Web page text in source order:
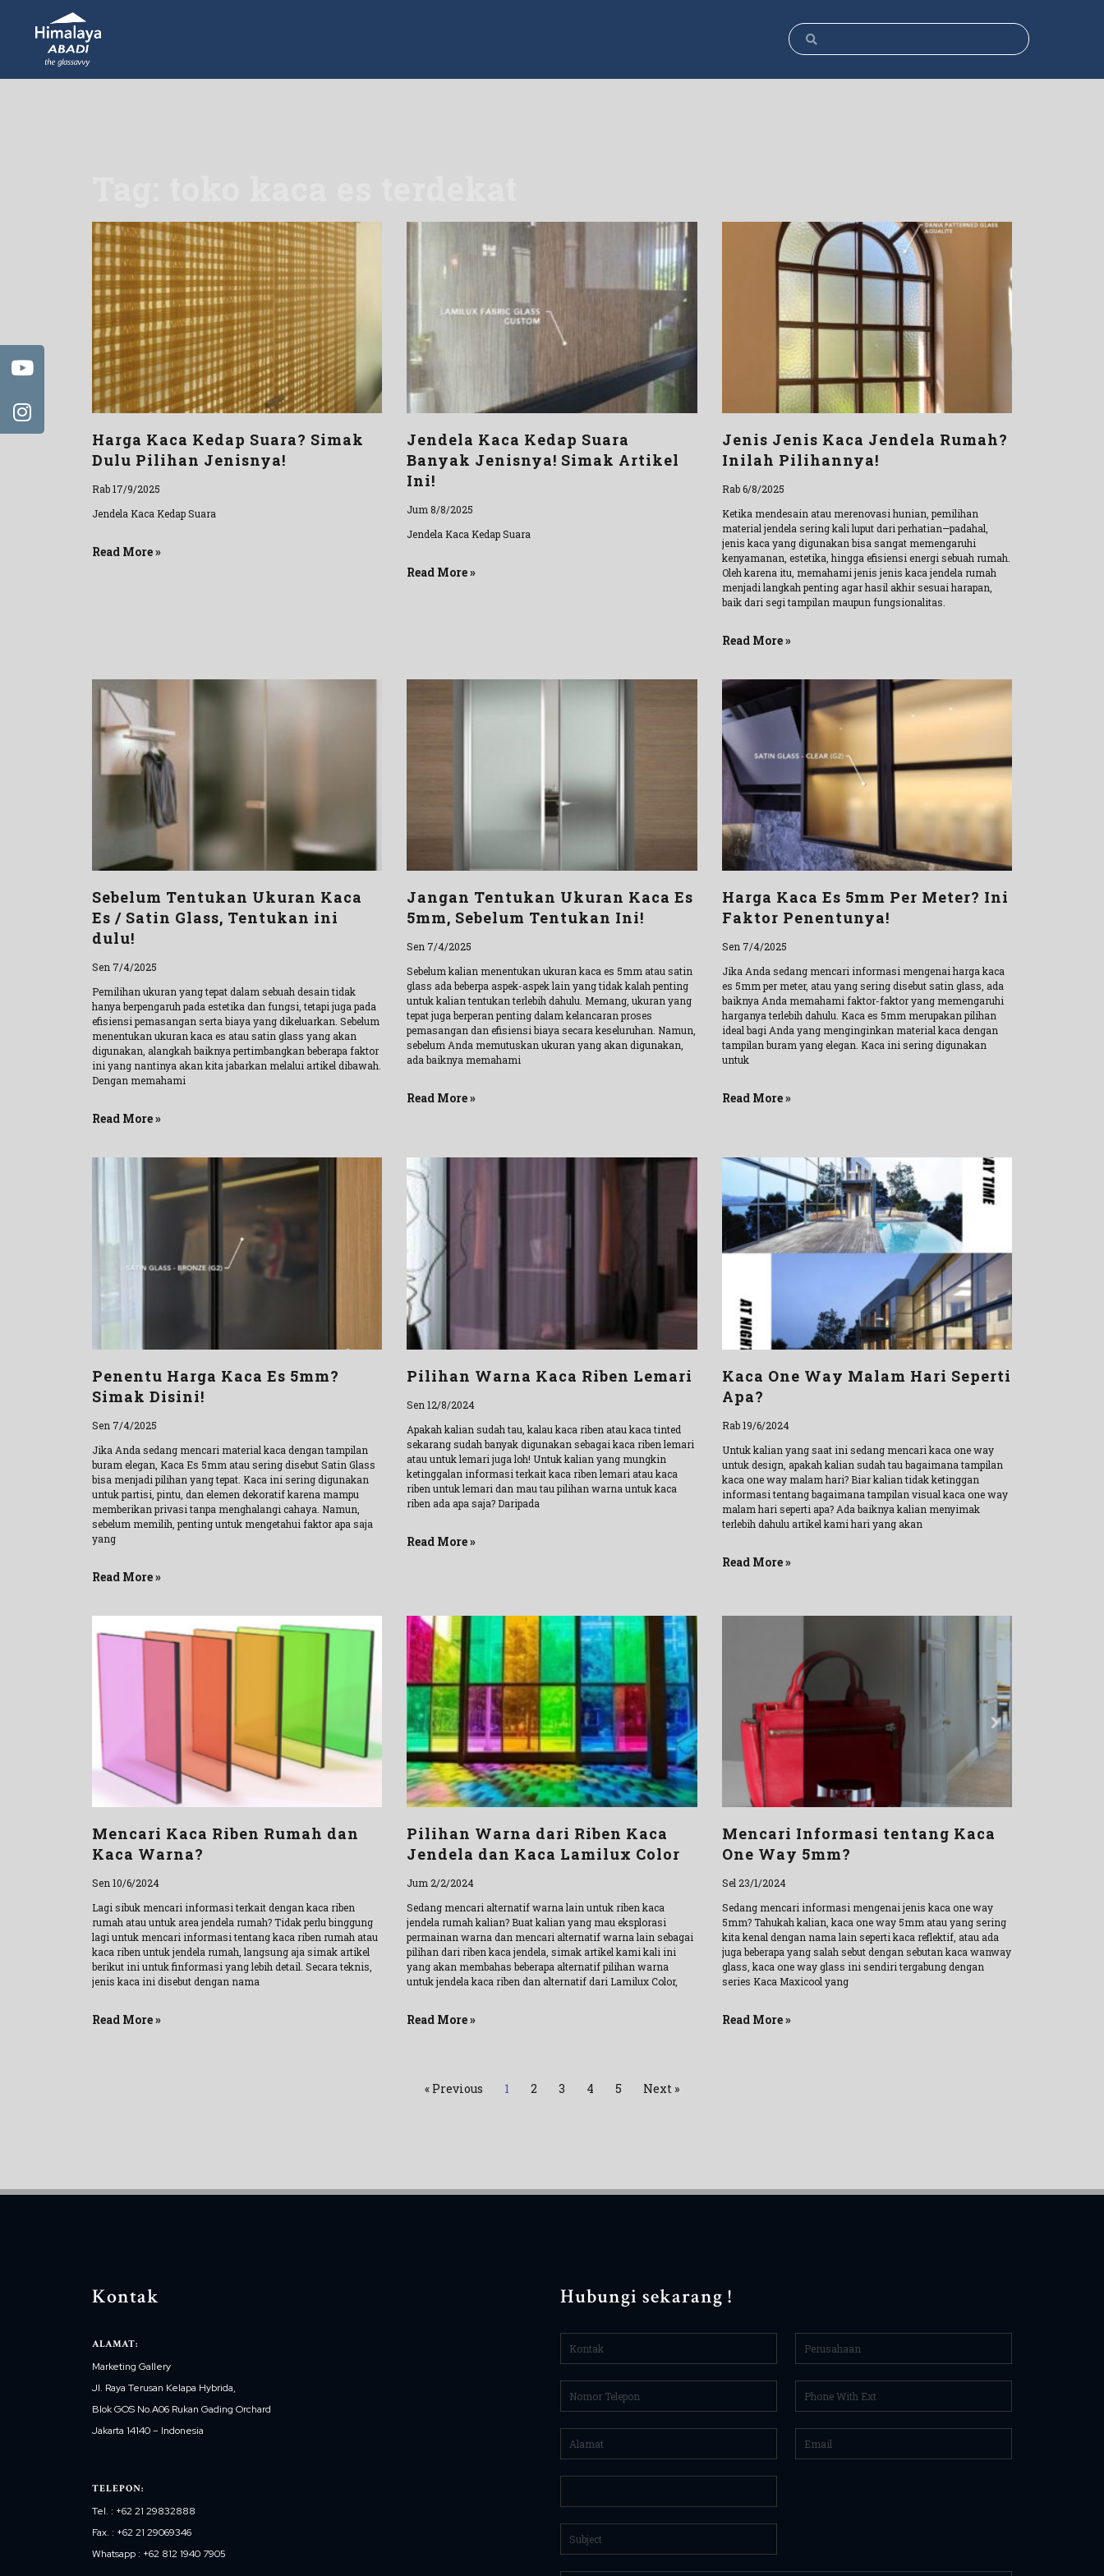
Harga Kaca Kedap Suara? Simak
Dulu Pilihan Jenisnya!
Rab 17/9/2025
Jendela Kaca Kedap Suara
Read More »
Jendela Kaca Kedap Suara
Banyak Jenisnya! Simak Artikel
Ini!
Jum 8/8/2025
Jendela Kaca Kedap Suara
Read More »
Jenis Jenis Kaca Jendela Rumah?
Inilah Pilihannya!
Rab 6/8/2025
Ketika mendesain atau merenovasi hunian, pemilihan
material jendela sering kali luput dari perhatian—padahal,
jenis kaca yang digunakan bisa sangat memengaruhi
kenyamanan, estetika, hingga efisiensi energi sebuah rumah.
Oleh karena itu, memahami jenis jenis kaca jendela rumah
menjadi langkah penting agar hasil akhir sesuai harapan,
baik dari segi tampilan maupun fungsionalitas.
Read More »
Sebelum Tentukan Ukuran Kaca
Es / Satin Glass, Tentukan ini
dulu!
Sen 7/4/2025
Pemilihan ukuran yang tepat dalam sebuah desain tidak
hanya berpengaruh pada estetika dan fungsi, tetapi juga pada
efisiensi pemasangan serta biaya yang dikeluarkan. Sebelum
menentukan ukuran kaca es atau satin glass yang akan
digunakan, alangkah baiknya pertimbangkan beberapa faktor
ini yang nantinya akan kita jabarkan melalui artikel dibawah.
Dengan memahami
Read More »
Jangan Tentukan Ukuran Kaca Es
5mm, Sebelum Tentukan Ini!
Sen 7/4/2025
Sebelum kalian menentukan ukuran kaca es 5mm atau satin
glass ada beberpa aspek-aspek lain yang tidak kalah penting
untuk kalian tentukan terlebih dahulu. Memang, ukuran yang
tepat juga berperan penting dalam kelancaran proses
pemasangan dan efisiensi biaya secara keseluruhan. Namun,
sebelum Anda memutuskan ukuran yang akan digunakan,
ada baiknya memahami
Read More »
Harga Kaca Es 5mm Per Meter? Ini
Faktor Penentunya!
Sen 7/4/2025
Jika Anda sedang mencari informasi mengenai harga kaca
es 5mm per meter, atau yang sering disebut satin glass, ada
baiknya Anda memahami faktor-faktor yang memengaruhi
harganya terlebih dahulu. Kaca es 5mm merupakan pilihan
ideal bagi Anda yang menginginkan material kaca dengan
tampilan buram yang elegan. Kaca ini sering digunakan
untuk
Read More »
Penentu Harga Kaca Es 5mm?
Simak Disini!
Sen 7/4/2025
Jika Anda sedang mencari material kaca dengan tampilan
buram elegan, Kaca Es 5mm atau sering disebut Satin Glass
bisa menjadi pilihan yang tepat. Kaca ini sering digunakan
untuk partisi, pintu, dan elemen dekoratif karena mampu
memberikan privasi tanpa menghalangi cahaya. Namun,
sebelum memilih, penting untuk mengetahui faktor apa saja
yang
Read More »
Pilihan Warna Kaca Riben Lemari
Sen 12/8/2024
Apakah kalian sudah tau, kalau kaca riben atau kaca tinted
sekarang sudah banyak digunakan sebagai kaca riben lemari
atau untuk lemari juga loh! Untuk kalian yang mungkin
ketinggalan informasi terkait kaca riben lemari atau kaca
riben untuk lemari dan mau tau pilihan warna untuk kaca
riben ada apa saja? Daripada
Read More »
Kaca One Way Malam Hari Seperti
Apa?
Rab 19/6/2024
Untuk kalian yang saat ini sedang mencari kaca one way
untuk design, apakah kalian sudah tau bagaimana tampilan
kaca one way malam hari? Biar kalian tidak ketinggan
informasi tentang bagaimana tampilan visual kaca one way
malam hari seperti apa? Ada baiknya kalian menyimak
terlebih dahulu artikel kami hari yang akan
Read More »
Mencari Kaca Riben Rumah dan
Kaca Warna?
Sen 10/6/2024
Lagi sibuk mencari informasi terkait dengan kaca riben
rumah atau untuk area jendela rumah? Tidak perlu binggung
lagi untuk mencari informasi tentang kaca riben rumah atau
kaca riben untuk jendela rumah, langsung aja simak artikel
berikut ini untuk finformasi yang lebih detail. Secara teknis,
jenis kaca ini disebut dengan nama
Read More »
Pilihan Warna dari Riben Kaca
Jendela dan Kaca Lamilux Color
Jum 2/2/2024
Sedang mencari alternatif warna lain untuk riben kaca
jendela rumah kalian? Buat kalian yang mau eksplorasi
permainan warna dan mencari alternatif warna lain sebagai
pilihan dari riben kaca jendela, simak artikel kami kali ini
yang akan membahas beberapa alternatif pilihan warna
untuk jendela kaca riben dan alternatif dari Lamilux Color,
Read More »
Mencari Informasi tentang Kaca
One Way 5mm?
Sel 23/1/2024
Sedang mencari informasi mengenai jenis kaca one way
5mm? Tahukah kalian, kaca one way 5mm atau yang sering
kita kenal dengan nama lain seperti kaca reflektif, atau ada
juga beberapa yang salah sebut dengan sebutan kaca wanway
glass, kaca one way glass ini sendiri tergabung dengan
series Kaca Maxicool yang
Read More »
« Previous 1 2 3 4 5 Next »
Kontak
ALAMAT:
Marketing Gallery
Jl. Raya Terusan Kelapa Hybrida,
Blok GOS No.A06 Rukan Gading Orchard
Jakarta 14140 – Indonesia
TELEPON:
Tel. : +62 21 29832888
Fax. : +62 21 29069346
Whatsapp : +62 812 1940 7905
Hubungi sekarang !